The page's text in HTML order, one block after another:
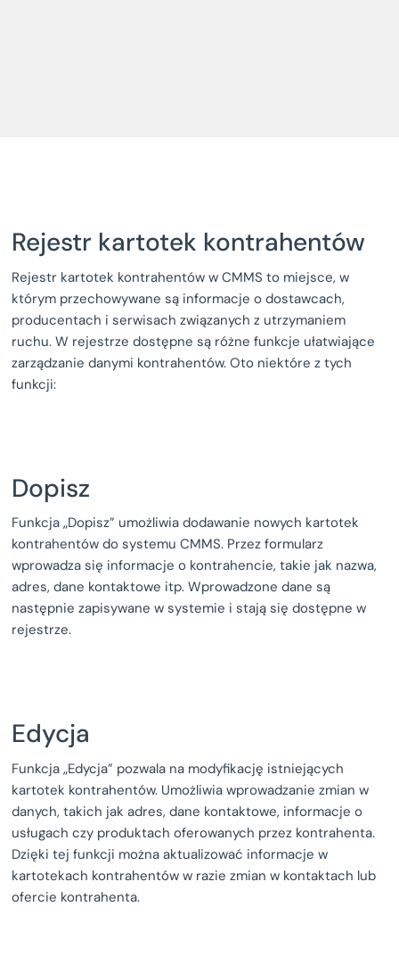
Rejestr kartotek kontrahentów
Rejestr kartotek kontrahentów w CMMS to miejsce, w
którym przechowywane są informacje o dostawcach,
producentach i serwisach związanych z utrzymaniem
ruchu. W rejestrze dostępne są różne funkcje ułatwiające
zarządzanie danymi kontrahentów. Oto niektóre z tych
funkcji:
Dopisz
Funkcja „Dopisz” umożliwia dodawanie nowych kartotek
kontrahentów do systemu CMMS. Przez formularz
wprowadza się informacje o kontrahencie, takie jak nazwa,
adres, dane kontaktowe itp. Wprowadzone dane są
następnie zapisywane w systemie i stają się dostępne w
rejestrze.
Edycja
Funkcja „Edycja” pozwala na modyfikację istniejących
kartotek kontrahentów. Umożliwia wprowadzanie zmian w
danych, takich jak adres, dane kontaktowe, informacje o
usługach czy produktach oferowanych przez kontrahenta.
Dzięki tej funkcji można aktualizować informacje w
kartotekach kontrahentów w razie zmian w kontaktach lub
ofercie kontrahenta.